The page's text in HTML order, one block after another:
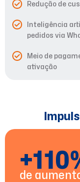
Redução de
Inteligência
pedidos via
Meio de
ativação
de